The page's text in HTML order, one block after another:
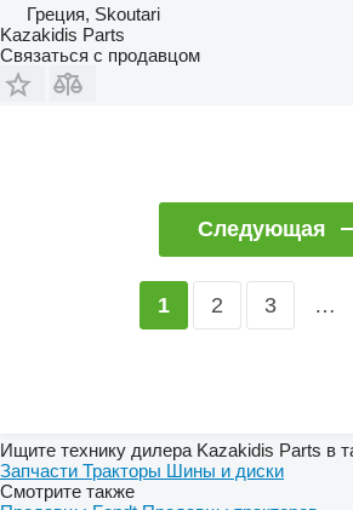
Греция, Skoutari
Kazakidis Parts
Связаться с продавцом
Следующая
1 2 3 …
Ищите технику дилера Kazakidis Parts в
Запчасти Тракторы Шины и диски
Смотрите также